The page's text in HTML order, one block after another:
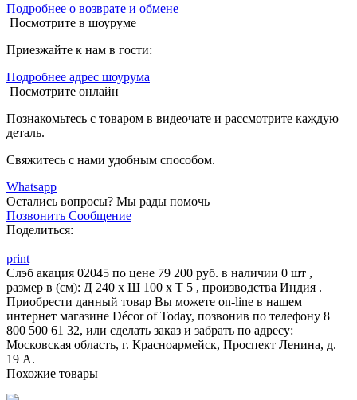
Подробнее о возврате и обмене
Посмотрите в шоуруме
Приезжайте к нам в гости:
Подробнее адрес шоурума
Посмотрите онлайн
Познакомьтесь с товаром в видеочате и рассмотрите каждую
деталь.
Свяжитесь с нами удобным способом.
Whatsapp
Остались вопросы? Мы рады помочь
Позвонить Сообщение
Поделиться:
print
Слэб акация 02045 по цене 79 200 руб. в наличии 0 шт ,
размер в (см): Д 240 x Ш 100 x Т 5 , производства Индия .
Приобрести данный товар Вы можете on-line в нашем
интернет магазине Décor of Today, позвонив по телефону 8
800 500 61 32, или сделать заказ и забрать по адресу:
Московская область, г. Красноармейск, Проспект Ленина, д.
19 А.
Похожие товары